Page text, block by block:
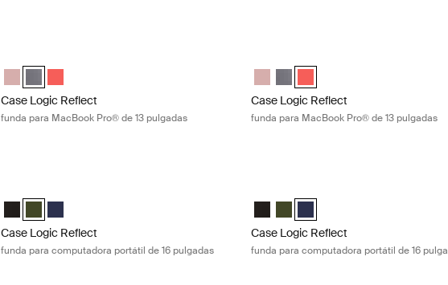
Case Logic Reflect 13" MacBook Pro® Sleeve Rosa azura/azul
Case Logic Reflect 13" MacBook Pro® Sleeve Grafito (selected)
Case Logic Reflect 13" MacBook Pro® Sleeve Pop Rock
Case Logic Reflect
funda para MacBook Pro® de 13 pulgadas
Case Logic Reflect 13" MacBook Pro®
Case Logic Reflect 13" MacBook
Case Logic Reflect 13"
Case Logic Reflect
funda para MacBook Pro® de 13 pulgadas
Case Logic Reflect 16" Laptop Sleeve Negro
Case Logic Reflect 16" Laptop Sleeve Verde (selected)
Case Logic Reflect 16" Laptop Sleeve Dark Blue
Case Logic Reflect
funda para computadora portátil de 16 pulgadas
Case Logic Reflect 16" Laptop Sleeve
Case Logic Reflect 16" Laptop
Case Logic Reflect 16"
Case Logic Reflect
funda para computadora portátil de 16